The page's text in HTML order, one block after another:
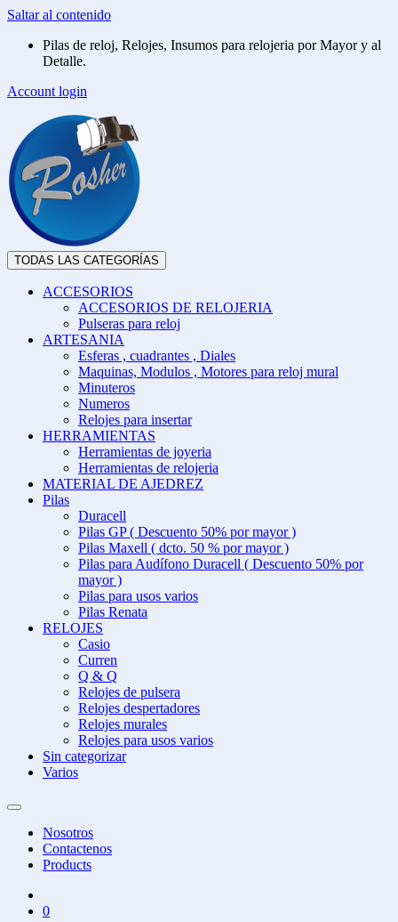
Saltar al contenido
Pilas de reloj, Relojes, Insumos para relojeria por Mayor y al
Detalle.
Account login
TODAS LAS CATEGORÍAS
ACCESORIOS
ACCESORIOS DE RELOJERIA
Pulseras para reloj
ARTESANIA
Esferas , cuadrantes , Diales
Maquinas, Modulos , Motores para reloj mural
Minuteros
Numeros
Relojes para insertar
HERRAMIENTAS
Herramientas de joyeria
Herramientas de relojeria
MATERIAL DE AJEDREZ
Pilas
Duracell
Pilas GP ( Descuento 50% por mayor )
Pilas Maxell ( dcto. 50 % por mayor )
Pilas para Audífono Duracell ( Descuento 50% por
mayor )
Pilas para usos varios
Pilas Renata
RELOJES
Casio
Curren
Q & Q
Relojes de pulsera
Relojes despertadores
Relojes murales
Relojes para usos varios
Sin categorizar
Varios
Nosotros
Contactenos
Products
0